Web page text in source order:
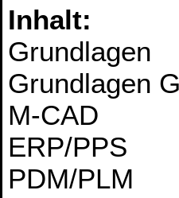
Inhalt:
Grundlagen
Grundlagen
M-CAD
ERP/PPS
PDM/PLM